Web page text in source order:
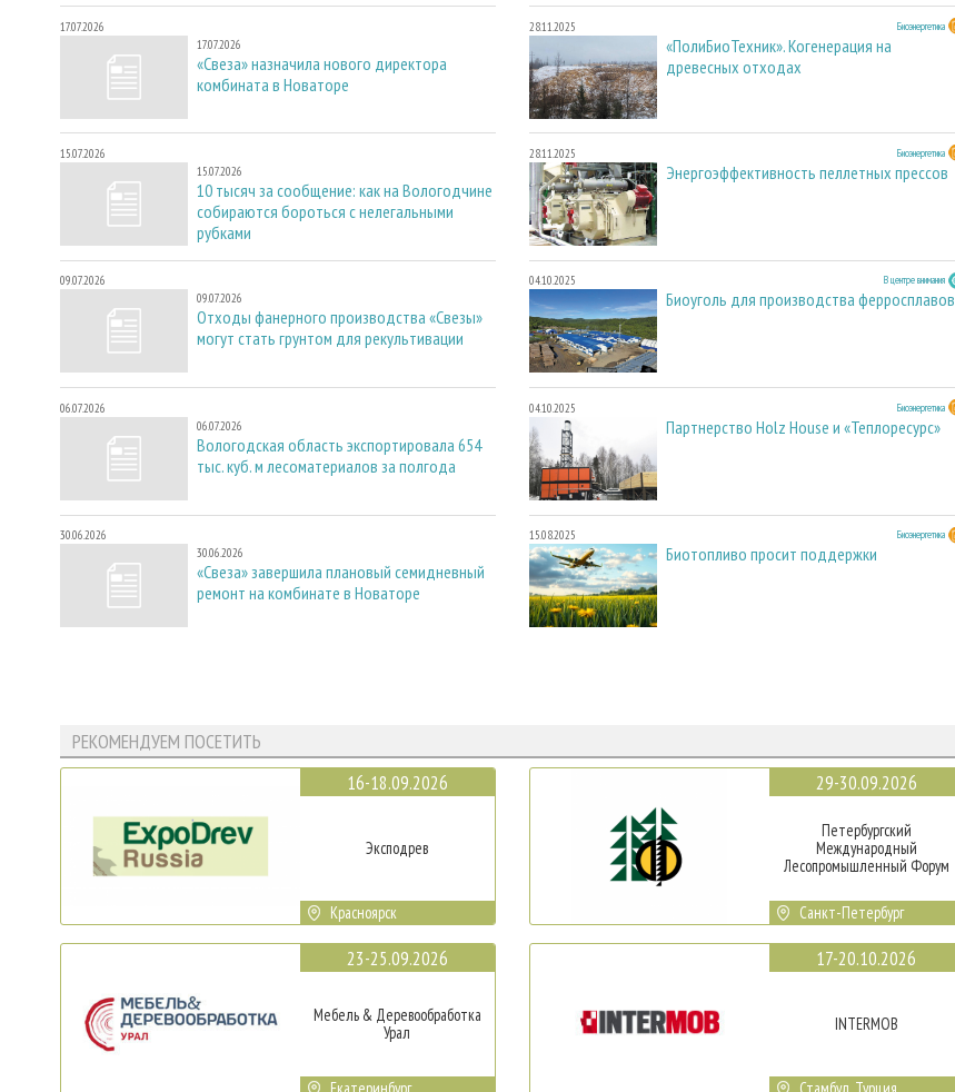
17.07.2026
17.07.2026
«Свеза» назначила нового директора
комбината в Новаторе
15.07.2026
15.07.2026
10 тысяч за сообщение: как на Вологодчине
собираются бороться с нелегальными
рубками
09.07.2026
09.07.2026
Отходы фанерного производства «Свезы»
могут стать грунтом для рекультивации
06.07.2026
06.07.2026
Вологодская область экспортировала 654
тыс. куб. м лесоматериалов за полгода
30.06.2026
30.06.2026
«Свеза» завершила плановый семидневный
ремонт на комбинате в Новаторе
28.11.2025 Биоэнергетика
«ПолиБиоТехник». Когенерация на
древесных отходах
28.11.2025 Биоэнергетика
Энергоэффективность пеллетных прессов
04.10.2025 В центре внимания
Биоуголь для производства ферросплавов
04.10.2025 Биоэнергетика
Партнерство Holz House и «Теплоресурс»
15.08.2025 Биоэнергетика
Биотопливо просит поддержки
РЕКОМЕНДУЕМ ПОСЕТИТЬ
16-18.09.2026
Эксподрев
Красноярск
23-25.09.2026
Мебель & Деревообработка
Урал
29-30.09.2026
Петербургский
Международный
Лесопромышленный Форум
Санкт-Петербург
17-20.10.2026
INTERMOB